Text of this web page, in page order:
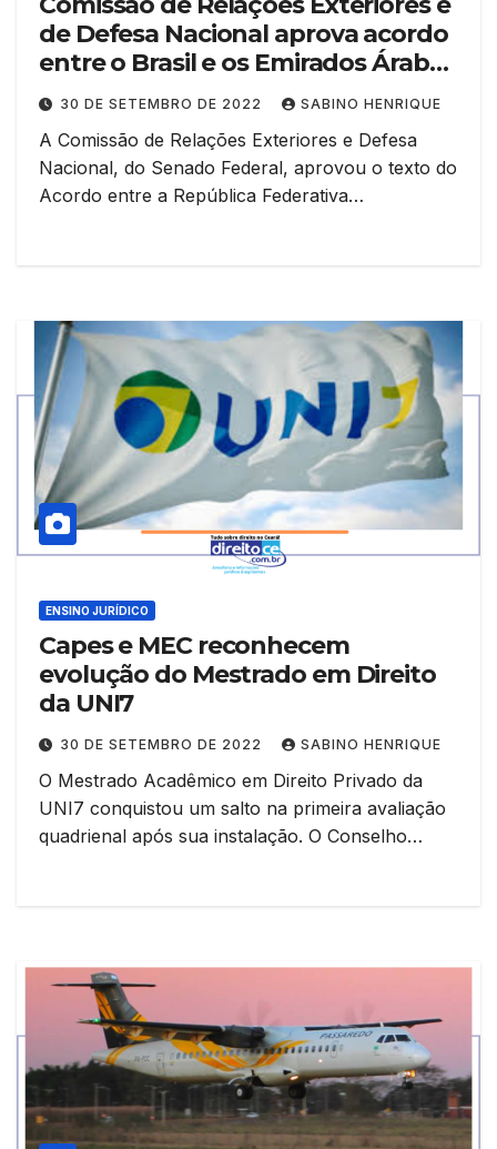
de Defesa Nacional aprova acordo
entre o Brasil e os Emirados Árabes
Unidos
30 DE SETEMBRO DE 2022 SABINO HENRIQUE
A Comissão de Relações Exteriores e Defesa
Nacional, do Senado Federal, aprovou o texto do
Acordo entre a República Federativa…
ENSINO JURÍDICO
Capes e MEC reconhecem
evolução do Mestrado em Direito
da UNI7
30 DE SETEMBRO DE 2022 SABINO HENRIQUE
O Mestrado Acadêmico em Direito Privado da
UNI7 conquistou um salto na primeira avaliação
quadrienal após sua instalação. O Conselho…